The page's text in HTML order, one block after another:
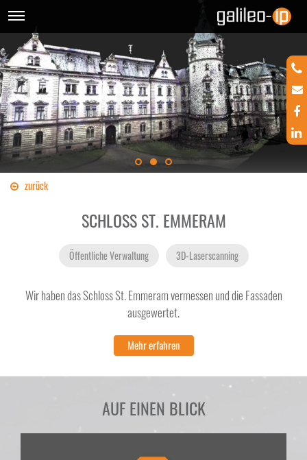
zurück
SCHLOSS ST. EMMERAM
Öffentliche Verwaltung 3D-Laserscanning
Wir haben das Schloss St. Emmeram vermessen und die Fassaden
ausgewertet.
Mehr erfahren
AUF EINEN BLICK